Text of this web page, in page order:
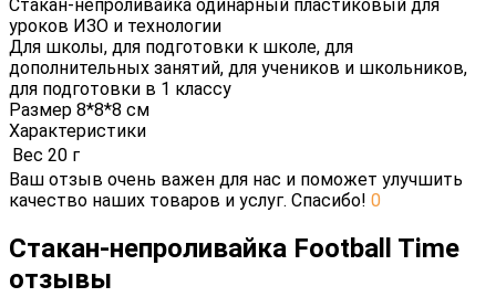
Стакан-непроливайка одинарный пластиковый для
уроков ИЗО и технологии
Для школы, для подготовки к школе, для
дополнительных занятий, для учеников и школьников,
для подготовки в 1 классу
Размер 8*8*8 см
Характеристики
Вес 20 г
Ваш отзыв очень важен для нас и поможет улучшить
качество наших товаров и услуг. Спасибо! 0
Стакан-непроливайка Football Time
отзывы